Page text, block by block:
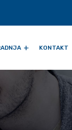
KONTAKT